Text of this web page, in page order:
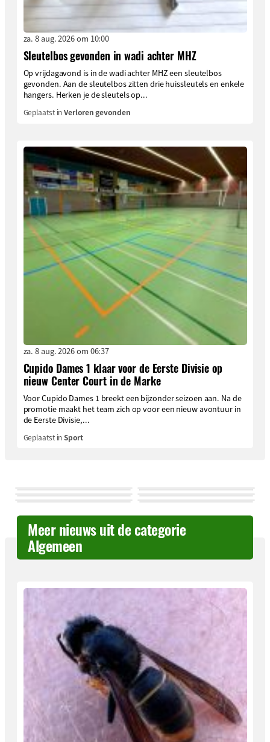
za. 8 aug. 2026 om 10:00
Sleutelbos gevonden in wadi achter MHZ
Op vrijdagavond is in de wadi achter MHZ een sleutelbos
gevonden. Aan de sleutelbos zitten drie huissleutels en enkele
hangers. Herken je de sleutels op...
Geplaatst inVerloren gevonden
za. 8 aug. 2026 om 06:37
Cupido Dames 1 klaar voor de Eerste Divisie op
nieuw Center Court in de Marke
Voor Cupido Dames 1 breekt een bijzonder seizoen aan. Na de
promotie maakt het team zich op voor een nieuw avontuur in
de Eerste Divisie,...
Geplaatst inSport
Meer nieuws uit de categorie
Algemeen